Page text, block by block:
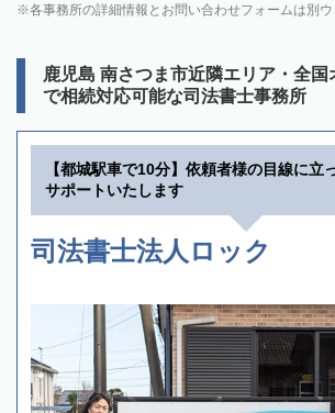
各事務所の詳細情報とお問い合わせフォームは別
鹿児島 南さつま市近隣エリア・全
で相続対応可能な司法書士事務所
【都城駅車で10分】依頼者様の目線に立
サポートいたします
司法書士法人ロック